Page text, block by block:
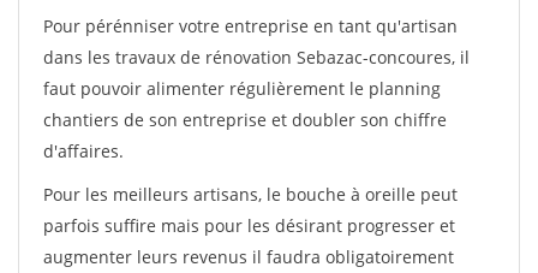
Pour pérénniser votre entreprise en tant qu'artisan
dans les travaux de rénovation Sebazac-concoures, il
faut pouvoir alimenter régulièrement le planning
chantiers de son entreprise et doubler son chiffre
d'affaires.
Pour les meilleurs artisans, le bouche à oreille peut
parfois suffire mais pour les désirant progresser et
augmenter leurs revenus il faudra obligatoirement